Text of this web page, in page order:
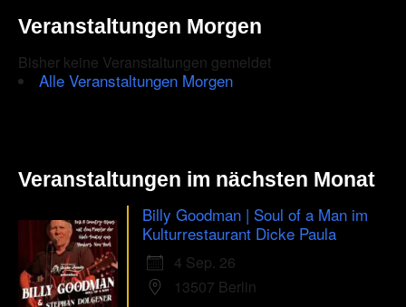
viel
Seele
von
Rockradio.de
Veranstaltungen Morgen
Bisher keine Veranstaltungen gemeldet
Alle Veranstaltungen Morgen
Veranstaltungen im nächsten Monat
Billy Goodman | Soul of a Man im
Kulturrestaurant Dicke Paula
4 Sep. 26
13507 Berlin